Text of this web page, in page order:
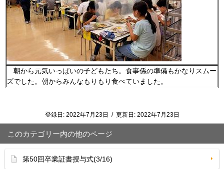
朝から元気いっぱいの子どもたち。食事係の準備もかなりスムー
ズでした。朝からみんなもりもり食べていました。
登録日: 2022年7月23日 / 更新日: 2022年7月23日
このカテゴリー内の他のページ
第50回卒業証書授与式(3/16)